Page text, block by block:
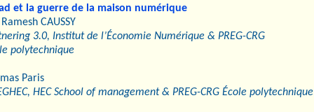
et la guerre de la maison numérique
CAUSSY
3.0, Institut de l’Économie Numérique & PREG-CRG
polytechnique
Paris
HEC School of management & PREG-CRG École polytechnique